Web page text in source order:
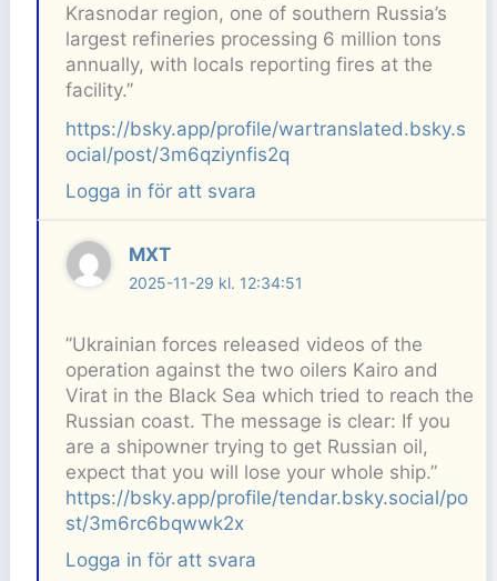
Krasnodar region, one of southern Russia’s
largest refineries processing 6 million tons
annually, with locals reporting fires at the
facility.”
https://bsky.app/profile/wartranslated.bsky.s
ocial/post/3m6qziynfis2q
Logga in för att svara
MXT
2025-11-29 kl. 12:34:51
”Ukrainian forces released videos of the
operation against the two oilers Kairo and
Virat in the Black Sea which tried to reach the
Russian coast. The message is clear: If you
are a shipowner trying to get Russian oil,
expect that you will lose your whole ship.”
https://bsky.app/profile/tendar.bsky.social/po
st/3m6rc6bqwwk2x
Logga in för att svara